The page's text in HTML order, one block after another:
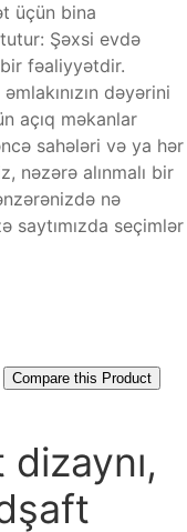
üçün bina
tutur: Şəxsi evdə
fəaliyyətdir.
dəyərini
açıq məkanlar
sahələri və ya hər
nəzərə alınmalı bir
nə
saytımızda seçimlər
Compare this Product